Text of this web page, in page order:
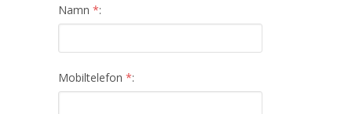
Namn *:
Mobiltelefon *: